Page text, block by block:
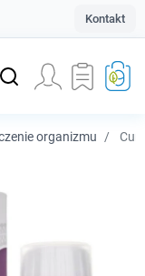
Kontakt
organizmu